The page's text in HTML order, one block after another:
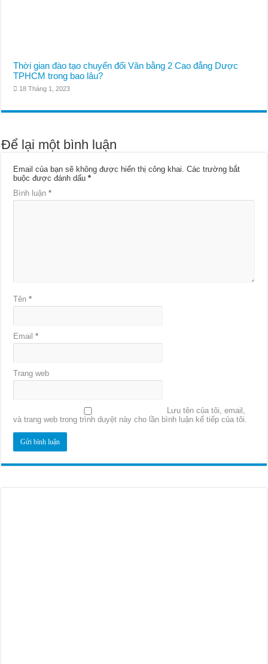
Thời gian đào tạo chuyển đổi Văn bằng 2 Cao đẳng Dược
TPHCM trong bao lâu?
18 Tháng 1, 2023
Để lại một bình luận
Email của bạn sẽ không được hiển thị công khai. Các trường bắt
buộc được đánh dấu*
Bình luận*
Tên*
Email*
Trang web
Lưu tên của tôi, email,
và trang web trong trình duyệt này cho lần bình luận kế tiếp của tôi.